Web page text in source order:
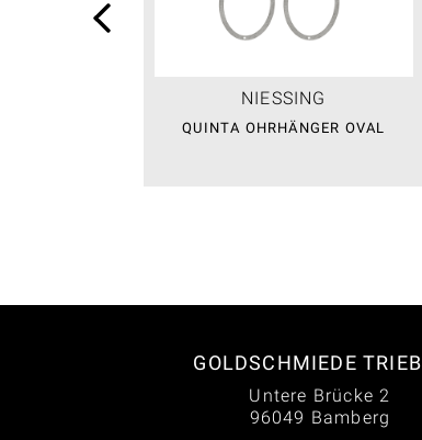
NIESSING
QUINTA OHRHÄNGER OVAL
GOLDSCHMIEDE
Untere Brücke 2
96049 Bamberg